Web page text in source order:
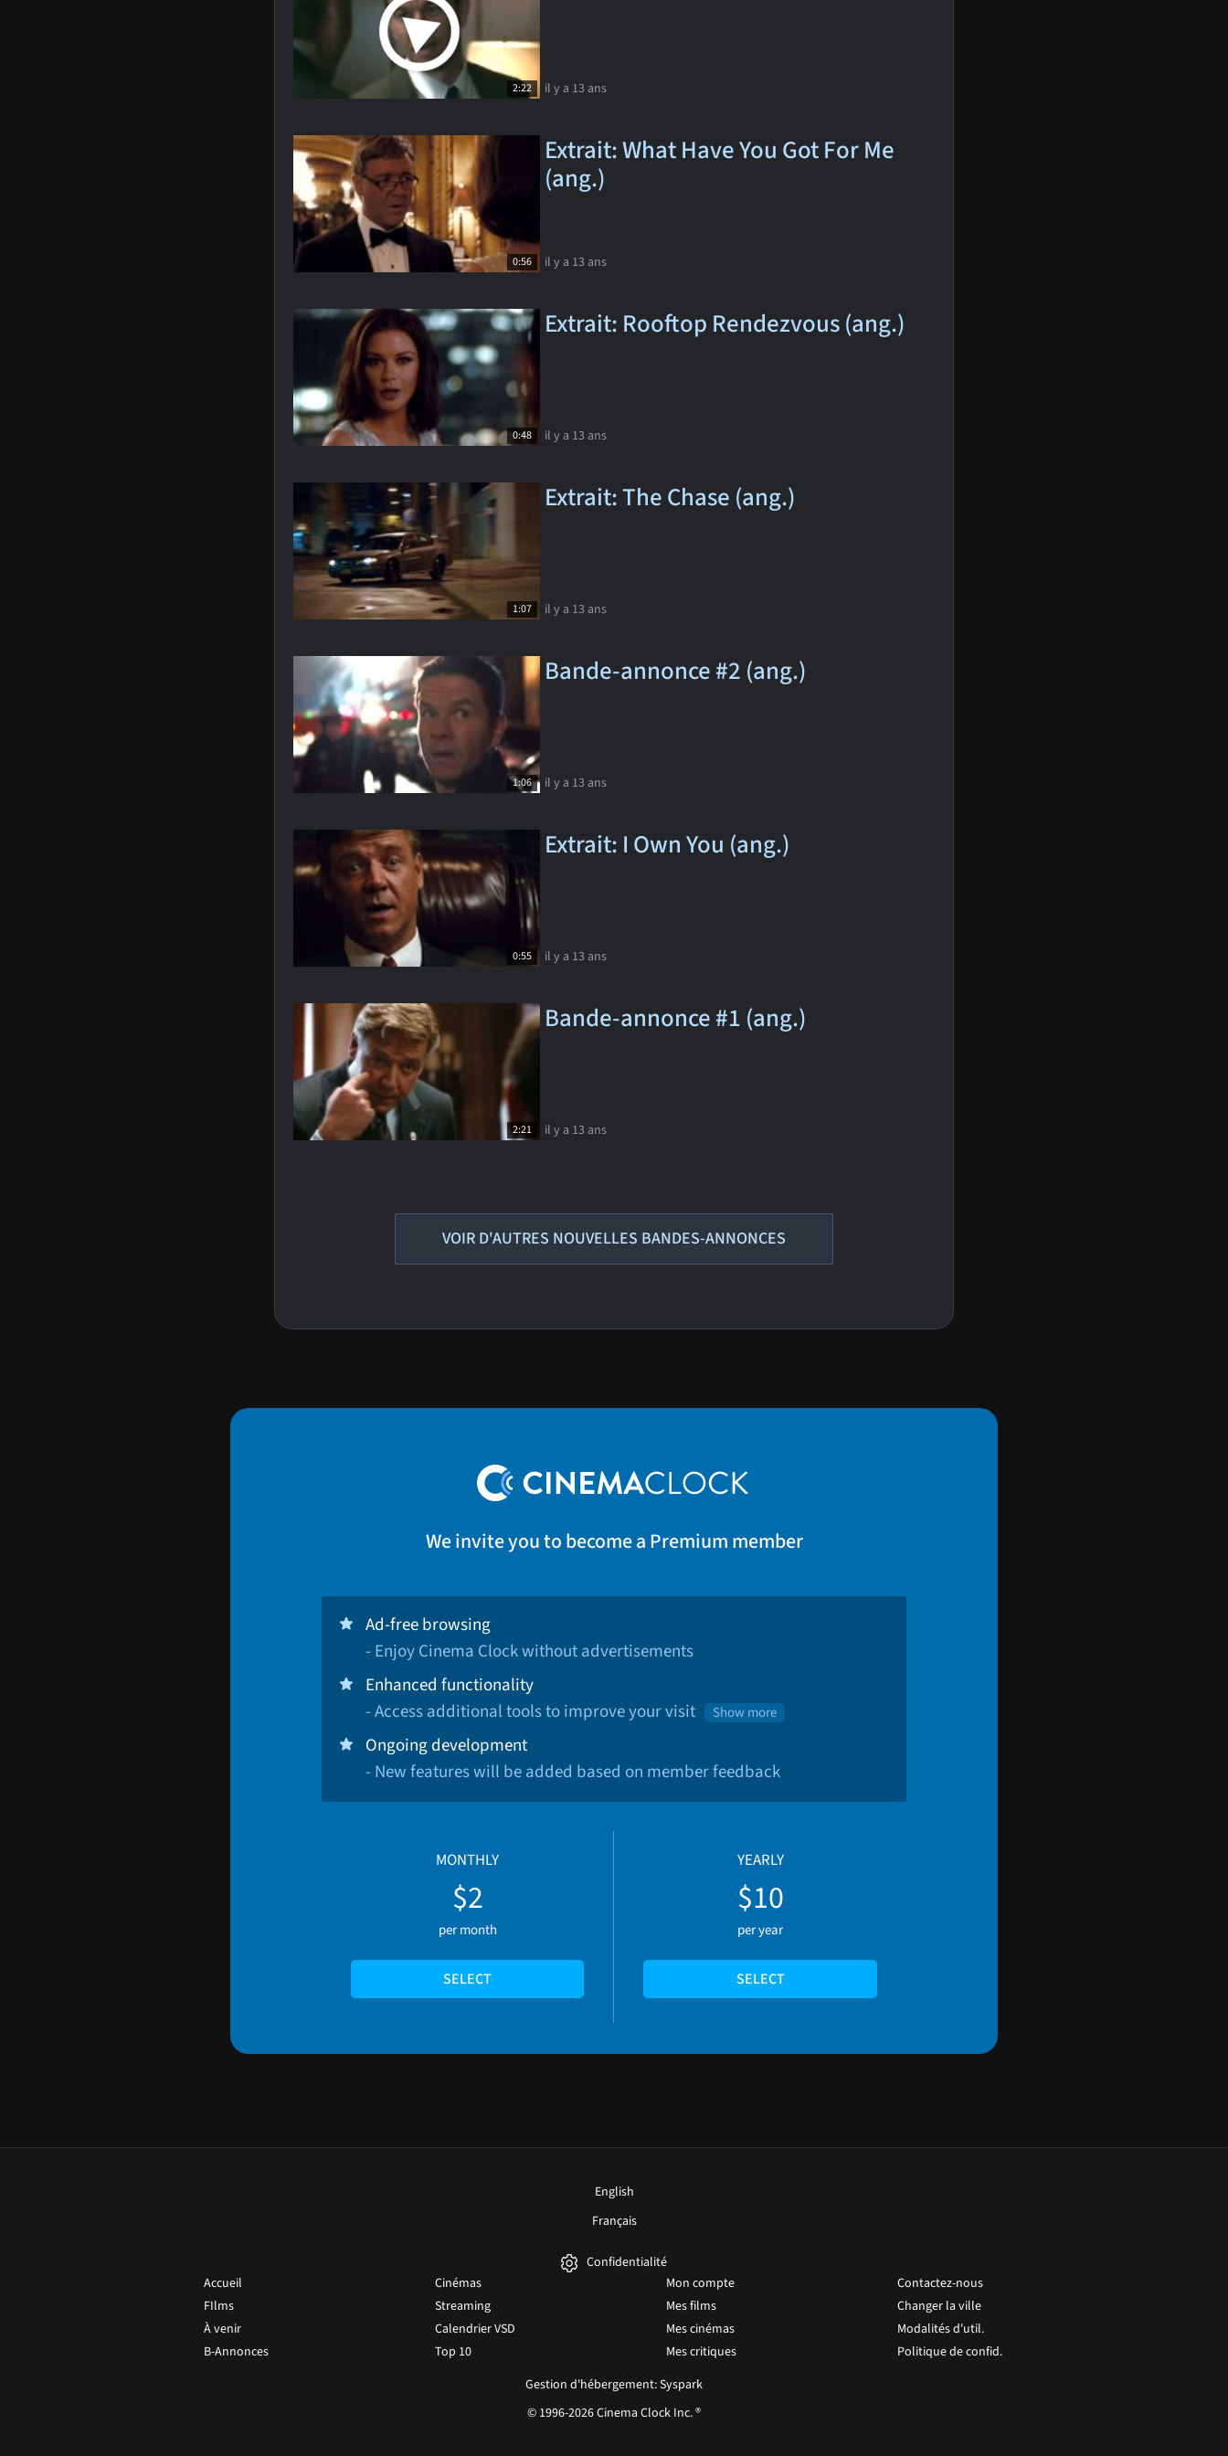
2:22 il y a 13 ans
0:56
Extrait: What Have You Got For Me
(ang.)
il y a 13 ans
0:48
Extrait: Rooftop Rendezvous (ang.)
il y a 13 ans
1:07
Extrait: The Chase (ang.)
il y a 13 ans
1:06
Bande-annonce #2 (ang.)
il y a 13 ans
0:55
Extrait: I Own You (ang.)
il y a 13 ans
2:21
Bande-annonce #1 (ang.)
il y a 13 ans
VOIR D'AUTRES NOUVELLES BANDES-ANNONCES
We invite you to become a Premium member
Ad-free browsing
- Enjoy Cinema Clock without advertisements
Enhanced functionality
- Access additional tools to improve your visit
Show more
Ongoing development
- New features will be added based on member feedback
MONTHLY
$2
per month
SELECT
YEARLY
$10
per year
SELECT
English
Français
Confidentialité
Accueil
FIlms
À venir
B-Annonces
Cinémas
Streaming
Calendrier VSD
Top 10
Mon compte
Mes films
Mes cinémas
Mes critiques
Contactez-nous
Changer la ville
Modalités d'util.
Politique de confid.
Gestion d'hébergement: Syspark
© 1996-2026 Cinema Clock Inc. ®